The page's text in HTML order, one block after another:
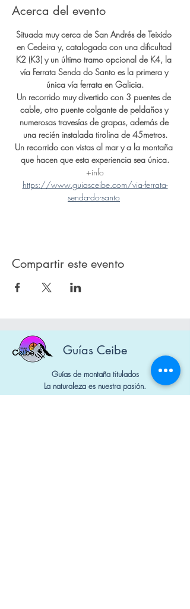
Acerca del evento
Situada muy cerca de San Andrés de Teixido
en Cedeira y, catalogada con una dificultad
K2 (K3) y un último tramo opcional de K4, la
vía Ferrata Senda do Santo es la primera y
única vía ferrata en Galicia.
Un recorrido muy divertido con 3 puentes de
cable, otro puente colgante de peldaños y
numerosas travesías de grapas, además de
una recién instalada tirolina de 45metros.
Un recorrido con vistas al mar y a la montaña
que hacen que esta experiencia sea única.
+info
https://www.guiasceibe.com/via-ferrata-
senda-do-santo
Compartir este evento
Guías Ceibe
Guías de montaña titulados
La naturaleza es nuestra pasión.